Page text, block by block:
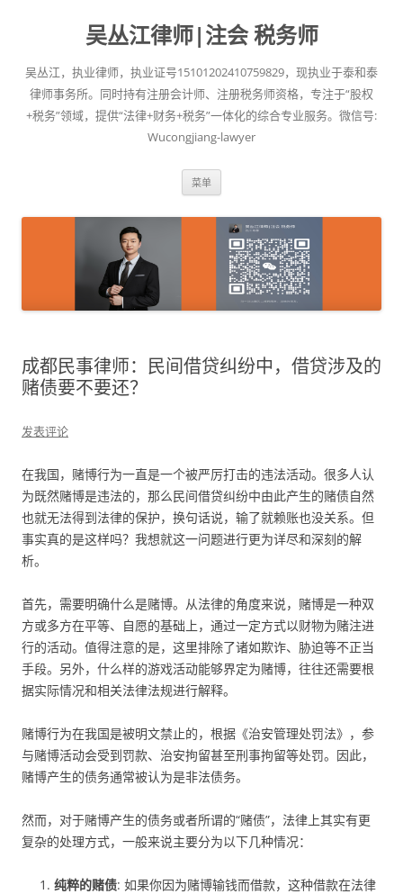
吴丛江律师|注会 税务师
吴丛江，执业律师，执业证号15101202410759829，现执业于泰和泰
律师事务所。同时持有注册会计师、注册税务师资格，专注于“股权
+税务”领域，提供“法律+财务+税务”一体化的综合专业服务。微信号:
Wucongjiang-lawyer
菜单
文
成都民事律师：民间借贷纠纷中，借贷涉及的
赌债要不要还？
发表评论
在我国，赌博行为一直是一个被严厉打击的违法活动。很多人认
为既然赌博是违法的，那么民间借贷纠纷中由此产生的赌债自然
也就无法得到法律的保护，换句话说，输了就赖账也没关系。但
事实真的是这样吗？我想就这一问题进行更为详尽和深刻的解
析。
首先，需要明确什么是赌博。从法律的角度来说，赌博是一种双
方或多方在平等、自愿的基础上，通过一定方式以财物为赌注进
行的活动。值得注意的是，这里排除了诸如欺诈、胁迫等不正当
手段。另外，什么样的游戏活动能够界定为赌博，往往还需要根
据实际情况和相关法律法规进行解释。
赌博行为在我国是被明文禁止的，根据《治安管理处罚法》，参
与赌博活动会受到罚款、治安拘留甚至刑事拘留等处罚。因此，
赌博产生的债务通常被认为是非法债务。
然而，对于赌博产生的债务或者所谓的“赌债”，法律上其实有更
复杂的处理方式，一般来说主要分为以下几种情况：
纯粹的赌债: 如果你因为赌博输钱而借款，这种借款在法律